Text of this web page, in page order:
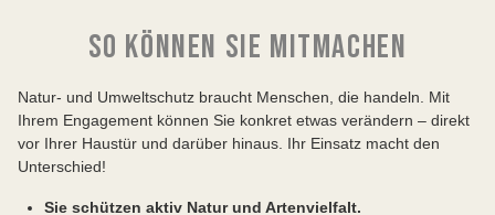
SO KÖNNEN SIE MITMACHEN
Natur- und Umweltschutz braucht Menschen, die handeln. Mit
Ihrem Engagement können Sie konkret etwas verändern – direkt
vor Ihrer Haustür und darüber hinaus. Ihr Einsatz macht den
Unterschied!
Sie schützen aktiv Natur und Artenvielfalt.